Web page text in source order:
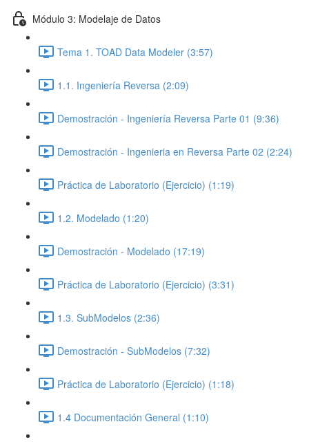
Módulo 3: Modelaje de Datos
Tema 1. TOAD Data Modeler (3:57)
1.1. Ingeniería Reversa (2:09)
Demostración - Ingeniería Reversa Parte 01 (9:36)
Demostración - Ingenieria en Reversa Parte 02 (2:24)
Práctica de Laboratorio (Ejercicio) (1:19)
1.2. Modelado (1:20)
Demostración - Modelado (17:19)
Práctica de Laboratorio (Ejercicio) (3:31)
1.3. SubModelos (2:36)
Demostración - SubModelos (7:32)
Práctica de Laboratorio (Ejercicio) (1:18)
1.4 Documentación General (1:10)